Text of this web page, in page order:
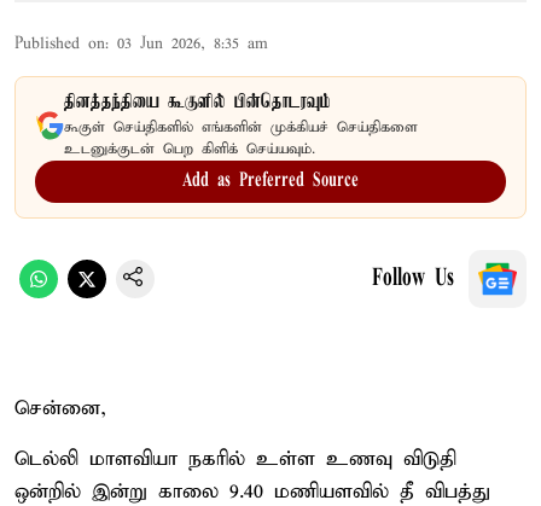
Published on: 03 Jun 2026, 8:35 am
தினத்தந்தியை கூகுளில் பின்தொடரவும்
கூகுள் செய்திகளில் எங்களின் முக்கியச் செய்திகளை
உடனுக்குடன் பெற கிளிக் செய்யவும்.
Add as Preferred Source
Follow Us
சென்னை,
டெல்லி மாளவியா நகரில் உள்ள உணவு விடுதி
ஒன்றில் இன்று காலை 9.40 மணியளவில் தீ விபத்து